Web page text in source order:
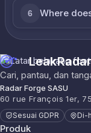
6 Where
Cari, pantau, dan
Radar Forge SASU
60 rue François 1er,
Sesuai GDPR Di-
Produk